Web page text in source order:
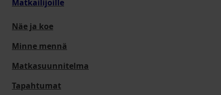
Matkailijoille
Näe ja koe
Minne mennä
Matkasuunnitelma
Tapahtumat